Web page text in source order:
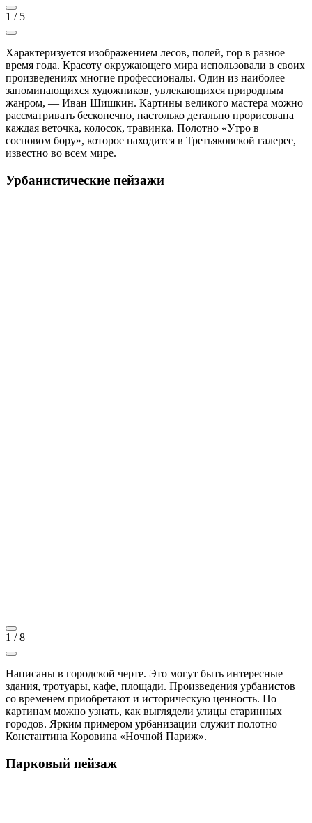
1 / 5
Характеризуется изображением лесов, полей, гор в разное
время года. Красоту окружающего мира использовали в своих
произведениях многие профессионалы. Один из наиболее
запоминающихся художников, увлекающихся природным
жанром, — Иван Шишкин. Картины великого мастера можно
рассматривать бесконечно, настолько детально прорисована
каждая веточка, колосок, травинка. Полотно «Утро в
сосновом бору», которое находится в Третьяковской галерее,
известно во всем мире.
Урбанистические пейзажи
1 /8
Написаны в городской черте. Это могут быть интересные
здания, тротуары, кафе, площади. Произведения урбанистов
со временем приобретают и историческую ценность. По
картинам можно узнать, как выглядели улицы старинных
городов. Ярким примером урбанизации служит полотно
Константина Коровина «Ночной Париж».
Парковый пейзаж